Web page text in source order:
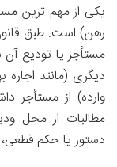
یکی از مهم ترین
رهن) است. طبق
مستأجر یا تودیع
دیگری (مانند
وارده) از مستأجر
مطالبات از محل
دستور یا حکم قطعی،